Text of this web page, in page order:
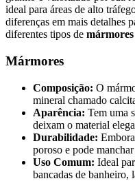
ideal para áreas de alto
diferenças em mais detalhes
diferentes tipos de
Mármores
Composição: O
mineral chamado
Aparência: Tem uma
deixam o material
Durabilidade:
poroso e pode
Uso Comum: Ideal
bancadas de banheiro,